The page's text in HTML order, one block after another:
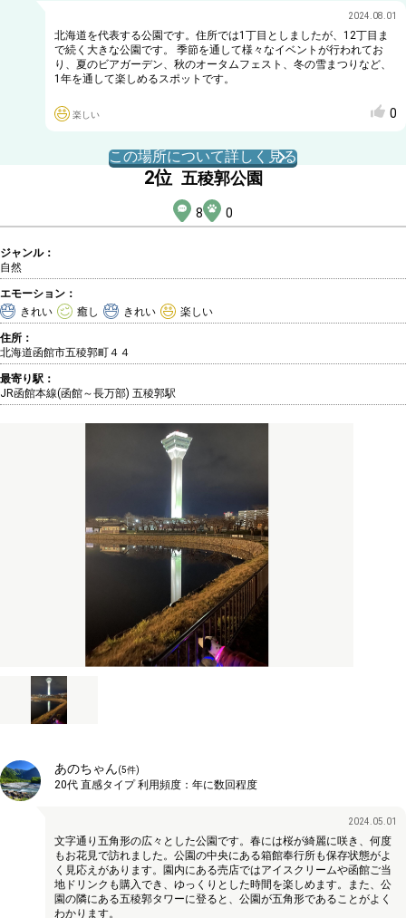
2024.08.01
北海道を代表する公園です。住所では1丁目としましたが、12丁目ま
で続く大きな公園です。 季節を通して様々なイベントが行われてお
り、夏のビアガーデン、秋のオータムフェスト、冬の雪まつりなど、
1年を通して楽しめるスポットです。
楽しい 0
この場所について詳しく見る
2位 五稜郭公園
8 0
ジャンル：
自然
エモーション：
きれい
癒し きれい 楽しい
住所：
北海道函館市五稜郭町４４
最寄り駅：
JR函館本線(函館～長万部) 五稜郭駅
あのちゃん(5件)
20代 直感タイプ利用頻度： 年に数回程度
2024.05.01
文字通り五角形の広々とした公園です。春には桜が綺麗に咲き、何度
もお花見で訪れました。公園の中央にある箱館奉行所も保存状態がよ
く見応えがあります。園内にある売店ではアイスクリームや函館ご当
地ドリンクも購入でき、ゆっくりとした時間を楽しめます。また、公
園の隣にある五稜郭タワーに登ると、公園が五角形であることがよく
わかります。